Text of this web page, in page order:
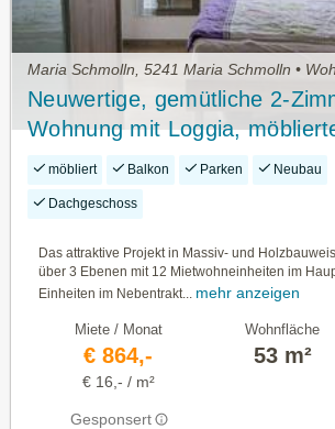
Maria Schmolln, 5241 Maria Schmolln •
Neuwertige, gemütliche 2-
Wohnung mit Loggia,
Carport-Stellplatz in Maria
möbliert Balkon Parken Neubau
Dachgeschoss
Das attraktive Projekt in Massiv- und
über 3 Ebenen mit 12 Mietwohneinheiten im
Einheiten im Nebentrakt...
mehr anzeigen
Miete / Monat
€ 864,-
€ 16,- / m²
Gesponsert
Wohnfläche
53 m²